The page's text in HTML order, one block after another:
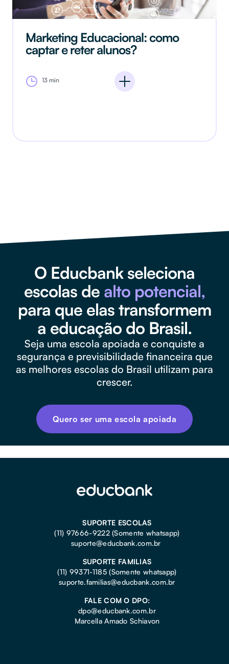
Marketing Educacional: como
captar e reter alunos?
13 min
O Educbank seleciona
escolas de alto potencial,
para que elas transformem
a educação do Brasil.
Seja uma escola apoiada e conquiste a
segurança e previsibilidade financeira que
as melhores escolas do Brasil utilizam para
crescer.
Quero ser uma escola apoiada
SUPORTE ESCOLAS
(11) 97666-9222 (Somente whatsapp)
suporte@educbank.com.br
SUPORTE FAMILIAS
(11) 99371-1185(Somente whatsapp)
suporte.familias@educbank.com.br
FALE COM O DPO:
dpo@educbank.com.br
Marcella Amado Schiavon